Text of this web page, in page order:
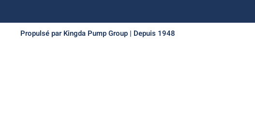
Propulsé par Kingda Pump Group | Depuis 1948